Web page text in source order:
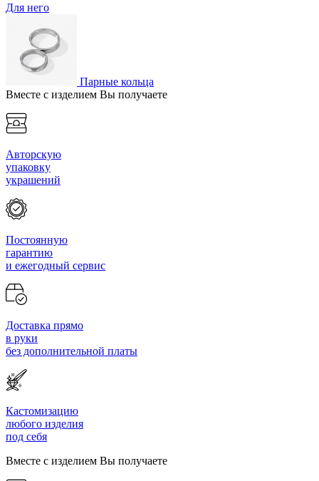
Для него
Парные кольца
Вместе с изделием Вы получаете
Авторскую
упаковку
украшений
Постоянную
гарантию
и ежегодный сервис
Доставка прямо
в руки
без дополнительной платы
Кастомизацию
любого изделия
под себя
Вместе с изделием Вы получаете